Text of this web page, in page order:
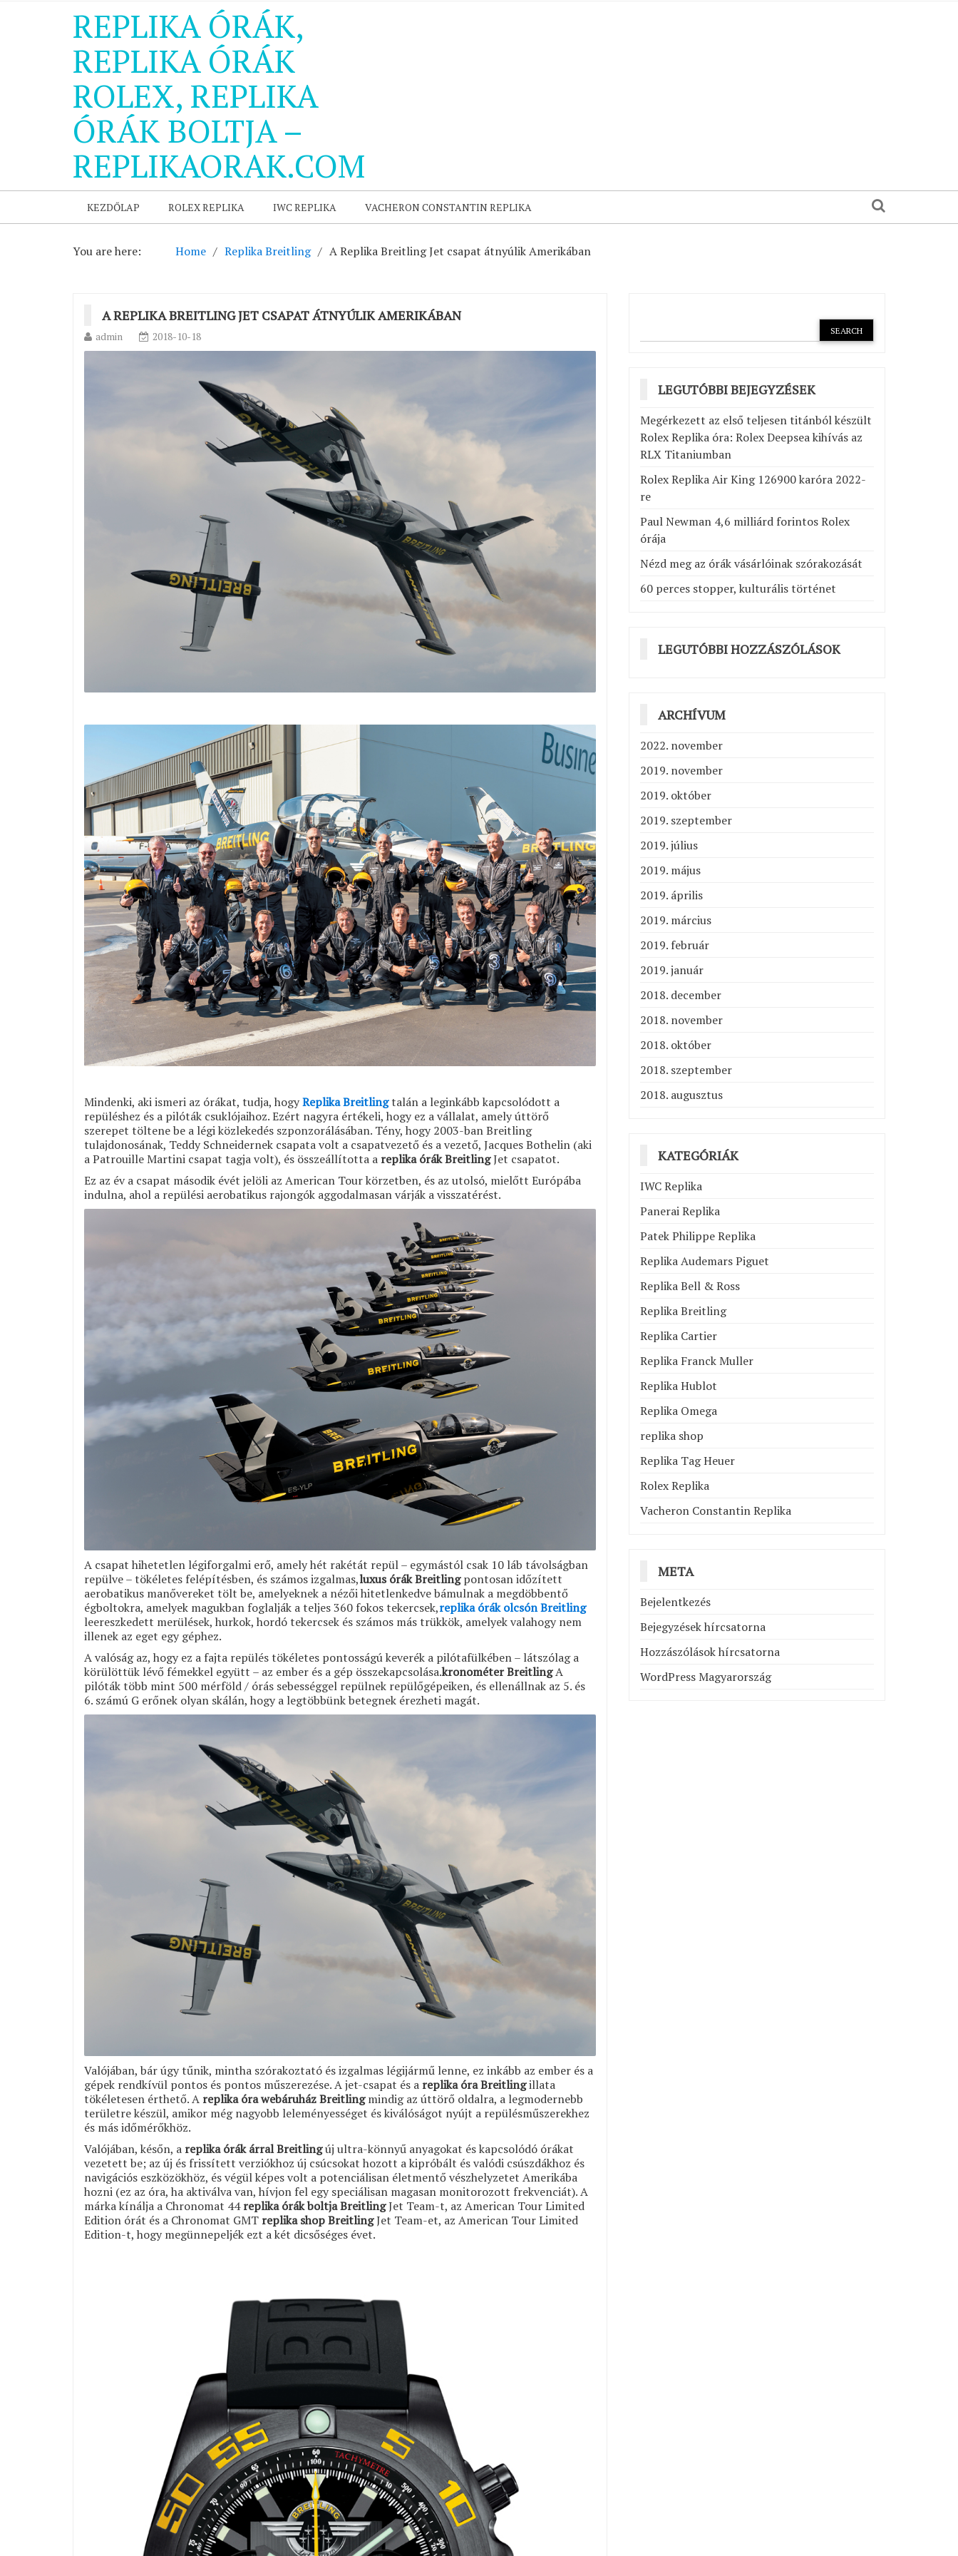
REPLIKA ÓRÁK,
REPLIKA ÓRÁK
ROLEX, REPLIKA
ÓRÁK BOLTJA –
REPLIKAORAK.COM
KEZDŐLAP ROLEX REPLIKA IWC REPLIKA VACHERON CONSTANTIN REPLIKA
You are here: Home Replika Breitling A Replika Breitling Jet csapat átnyúlik Amerikában
A REPLIKA BREITLING JET CSAPAT ÁTNYÚLIK AMERIKÁBAN
admin 2018-10-18
Mindenki, aki ismeri az órákat, tudja, hogyReplika Breitlingtalán a leginkább kapcsolódott a
repüléshez és a pilóták csuklójaihoz.Ezért nagyra értékeli, hogy ez a vállalat, amely úttörő
szerepet töltene be a légi közlekedés szponzorálásában. Tény, hogy 2003-ban Breitling
tulajdonosának, Teddy Schneidernek csapata volt a csapatvezető és a vezető, Jacques Bothelin (aki
a Patrouille Martini csapat tagja volt), és összeállította a replika órák BreitlingJet csapatot.
Ez az év a csapat második évét jelöli az American Tour körzetben, és az utolsó, mielőtt Európába
indulna, ahol a repülési aerobatikus rajongók aggodalmasan várják a visszatérést.
A csapat hihetetlen légiforgalmi erő, amely hét rakétát repül – egymástól csak 10 láb távolságban
repülve – tökéletes felépítésben, és számos izgalmas,luxus órák Breitlingpontosan időzített
aerobatikus manővereket tölt be, amelyeknek a nézői hitetlenkedve bámulnak a megdöbbentő
égboltokra, amelyek magukban foglalják a teljes 360 fokos tekercsek,replika órák olcsón Breitling
leereszkedett merülések, hurkok, hordó tekercsek és számos más trükkök, amelyek valahogy nem
illenek az eget egy géphez.
A valóság az, hogy ez a fajta repülés tökéletes pontosságú keverék a pilótafülkében – látszólag a
körülöttük lévő fémekkel együtt – az ember és a gép összekapcsolása.kronométer BreitlingA
pilóták több mint 500 mérföld / órás sebességgel repülnek repülőgépeiken, és ellenállnak az 5. és
6. számú G erőnek olyan skálán, hogy a legtöbbünk betegnek érezheti magát.
Valójában, bár úgy tűnik, mintha szórakoztató és izgalmas légijármű lenne, ez inkább az ember és a
gépek rendkívül pontos és pontos műszerezése. A jet-csapat és a replika óra Breitlingillata
tökéletesen érthető. A replika óra webáruház Breitlingmindig az úttörő oldalra, a legmodernebb
területre készül, amikor még nagyobb leleményességet és kiválóságot nyújt a repülésműszerekhez
és más időmérőkhöz.
Valójában, későn, a replika órák árral Breitlingúj ultra-könnyű anyagokat és kapcsolódó órákat
vezetett be; az új és frissített verziókhoz új csúcsokat hozott a kipróbált és valódi csúszdákhoz és
navigációs eszközökhöz, és végül képes volt a potenciálisan életmentő vészhelyzetet Amerikába
hozni (ez az óra, ha aktiválva van, hívjon fel egy speciálisan magasan monitorozott frekvenciát). A
márka kínálja a Chronomat 44replika órák boltja BreitlingJet Team-t, az American Tour Limited
Edition órát és a Chronomat GMT replika shop BreitlingJet Team-et, az American Tour Limited
Edition-t, hogy megünnepeljék ezt a két dicsőséges évet.
LEGUTÓBBI BEJEGYZÉSEK
Megérkezett az első teljesen titánból készült
Rolex Replika óra: Rolex Deepsea kihívás az
RLX Titaniumban
Rolex Replika Air King 126900 karóra 2022-
re
Paul Newman 4,6 milliárd forintos Rolex
órája
Nézd meg az órák vásárlóinak szórakozását
60 perces stopper, kulturális történet
LEGUTÓBBI HOZZÁSZÓLÁSOK
ARCHÍVUM
2022. november
2019. november
2019. október
2019. szeptember
2019. július
2019. május
2019. április
2019. március
2019. február
2019. január
2018. december
2018. november
2018. október
2018. szeptember
2018. augusztus
KATEGÓRIÁK
IWC Replika
Panerai Replika
Patek Philippe Replika
Replika Audemars Piguet
Replika Bell & Ross
Replika Breitling
Replika Cartier
Replika Franck Muller
Replika Hublot
Replika Omega
replika shop
Replika Tag Heuer
Rolex Replika
Vacheron Constantin Replika
META
Bejelentkezés
Bejegyzések hírcsatorna
Hozzászólások hírcsatorna
WordPress Magyarország